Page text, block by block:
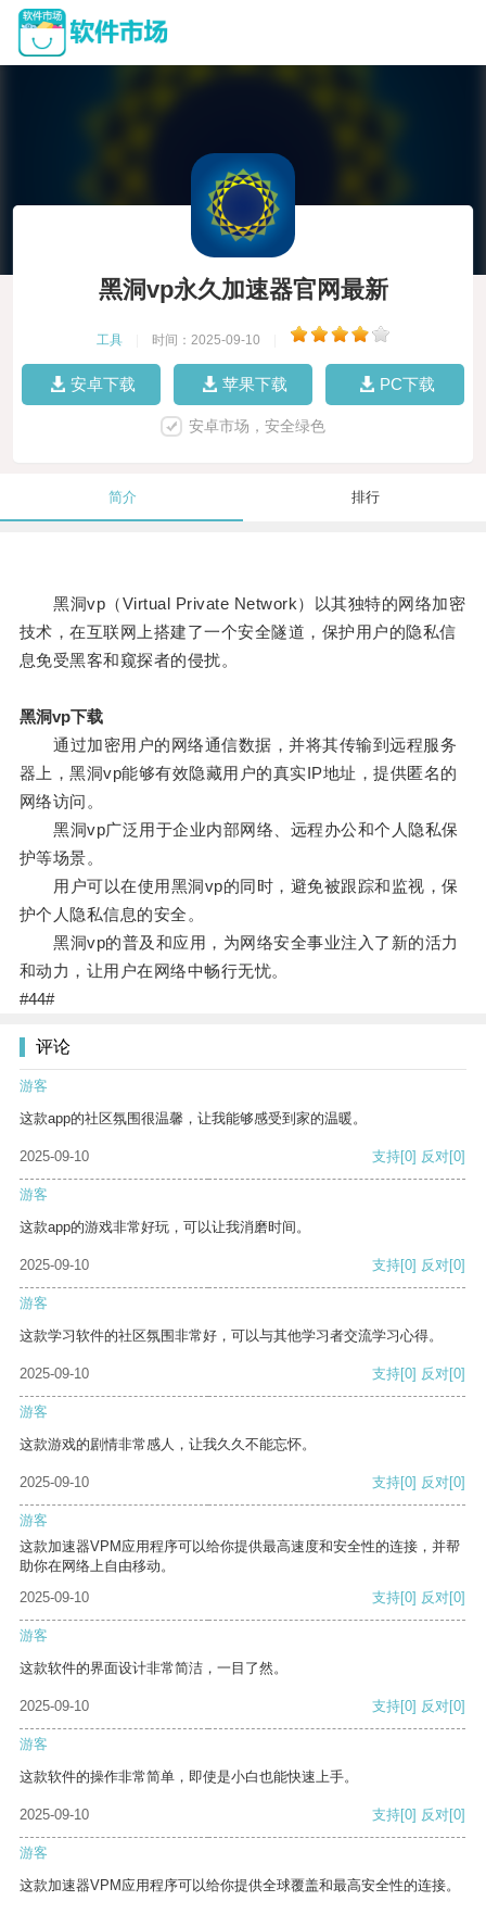
黑洞vp永久加速器官网最新
工具 时间：2025-09-10
安卓下载 苹果下载 PC下载
安卓市场，安全绿色
简介 排行
黑洞vp（Virtual Private Network）以其独特的网络加密
技术，在互联网上搭建了一个安全隧道，保护用户的隐私信
息免受黑客和窥探者的侵扰。
黑洞vp下载
通过加密用户的网络通信数据，并将其传输到远程服务
器上，黑洞vp能够有效隐藏用户的真实IP地址，提供匿名的
网络访问。
黑洞vp广泛用于企业内部网络、远程办公和个人隐私保
护等场景。
用户可以在使用黑洞vp的同时，避免被跟踪和监视，保
护个人隐私信息的安全。
黑洞vp的普及和应用，为网络安全事业注入了新的活力
和动力，让用户在网络中畅行无忧。
#44#
评论
游客
这款app的社区氛围很温馨，让我能够感受到家的温暖。
2025-09-10 支持[0] 反对[0]
游客
这款app的游戏非常好玩，可以让我消磨时间。
2025-09-10 支持[0] 反对[0]
游客
这款学习软件的社区氛围非常好，可以与其他学习者交流学习心得。
2025-09-10 支持[0] 反对[0]
游客
这款游戏的剧情非常感人，让我久久不能忘怀。
2025-09-10 支持[0] 反对[0]
游客
这款加速器VPM应用程序可以给你提供最高速度和安全性的连接，并帮
助你在网络上自由移动。
2025-09-10
支持[0] 反对[0]
游客
这款软件的界面设计非常简洁，一目了然。
2025-09-10 支持[0] 反对[0]
游客
这款软件的操作非常简单，即使是小白也能快速上手。
2025-09-10 支持[0] 反对[0]
游客
这款加速器VPM应用程序可以给你提供全球覆盖和最高安全性的连接。